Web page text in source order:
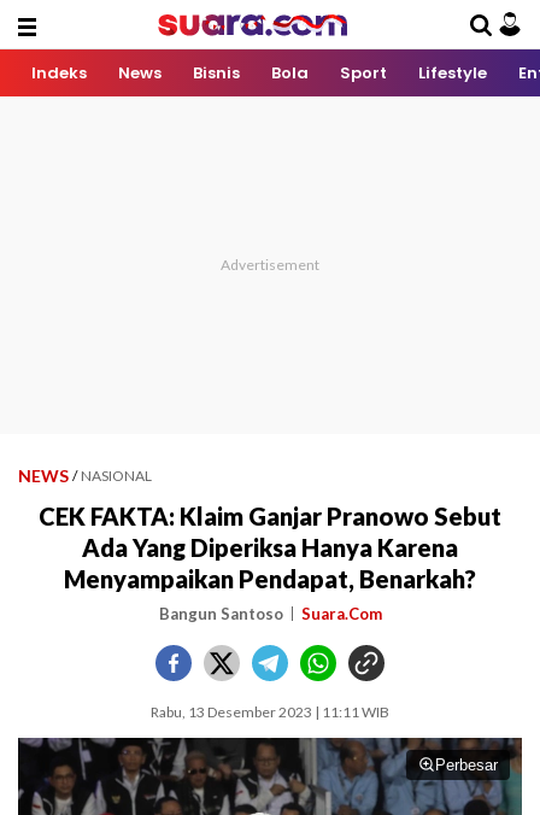
Indeks News Bisnis Bola Sport Lifestyle
NEWS / NASIONAL
CEK FAKTA: Klaim Ganjar Pranowo Sebut
Ada Yang Diperiksa Hanya Karena
Menyampaikan Pendapat, Benarkah?
Bangun Santoso Suara.Com
Rabu, 13 Desember 2023 | 11:11 WIB
Perbesar